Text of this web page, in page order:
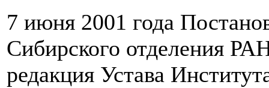
7 июня 2001 года
Сибирского отделения
редакция Устава